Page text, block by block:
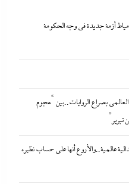
يحقق ميدالية عالمية..والأروع أنها
أزمة جديدة في وجه الحكومة
بصراع الروايات..بين “هجوم
ميدالية عالمية..والأروع أنها على حساب نظيره